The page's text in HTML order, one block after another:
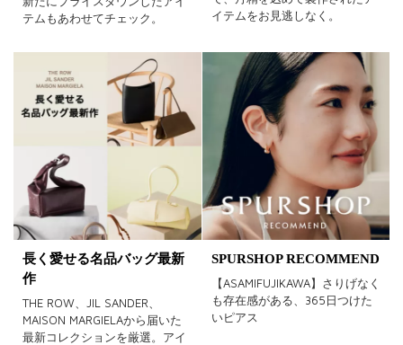
テムもあわせてチェック。
イテムをお見逃しなく。
長く愛せる名品バッグ最新
作
THE ROW、JIL SANDER、
MAISON MARGIELAから届いた
最新コレクションを厳選。アイ
SPURSHOP RECOMMEND
【ASAMIFUJIKAWA】さりげなく
も存在感がある、365日つけた
いピアス